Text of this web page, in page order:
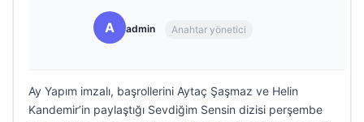
A admin Anahtar yönetici
Ay Yapım imzalı, başrollerini Aytaç Şaşmaz ve Helin
Kandemir’in paylaştığı Sevdiğim Sensin dizisi perşembe